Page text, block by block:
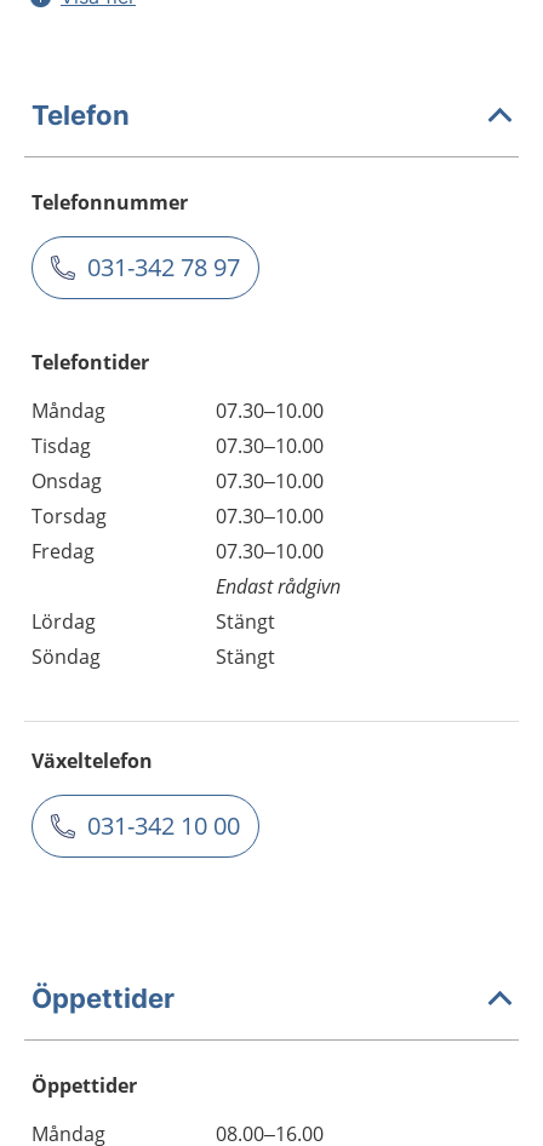
Telefon
Telefonnummer
031-342 78 97
Telefontider
Måndag
07.30–10.00
Tisdag
07.30–10.00
Onsdag
07.30–10.00
Torsdag
07.30–10.00
Fredag
07.30–10.00
Endast rådgivn
Lördag
Stängt
Söndag
Stängt
Växeltelefon
031-342 10 00
Öppettider
Öppettider
Dag
Öppettider
Kommentarer
Måndag 08.00–16.00